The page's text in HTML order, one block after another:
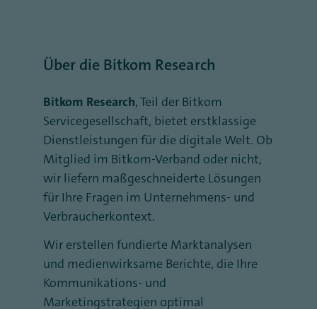
Über die Bitkom Research
Bitkom Research, Teil der Bitkom
Servicegesellschaft, bietet erstklassige
Dienstleistungen für die digitale Welt. Ob
Mitglied im Bitkom-Verband oder nicht,
wir liefern maßgeschneiderte Lösungen
für Ihre Fragen im Unternehmens- und
Verbraucherkontext.
Wir erstellen fundierte Marktanalysen
und medienwirksame Berichte, die Ihre
Kommunikations- und
Marketingstrategien optimal